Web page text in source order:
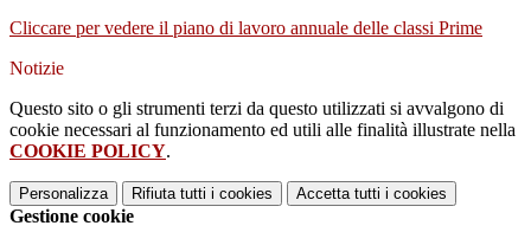
Cliccare per vedere il piano di lavoro annuale delle classi Prime
Notizie
Questo sito o gli strumenti terzi da questo utilizzati si avvalgono di
cookie necessari al funzionamento ed utili alle finalità illustrate nella
COOKIE POLICY.
Personalizza Rifiuta tutti i cookies Accetta tutti i cookies
Gestione cookie